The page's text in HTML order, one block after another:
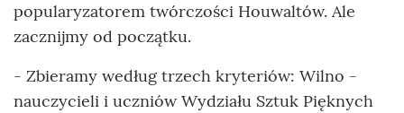
popularyzatorem twórczości Houwaltów. Ale
zacznijmy od początku.
- Zbieramy według trzech kryteriów: Wilno -
nauczycieli i uczniów Wydziału Sztuk Pięknych